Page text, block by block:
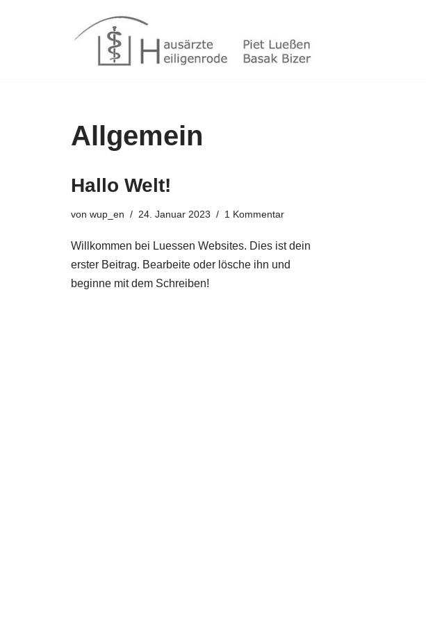
Allgemein
Hallo Welt!
von wup_en 24. Januar 2023 1 Kommentar
Willkommen bei Luessen Websites. Dies ist dein
erster Beitrag. Bearbeite oder lösche ihn und
beginne mit dem Schreiben!